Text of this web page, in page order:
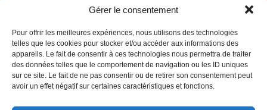
Gérer le consentement
Pour offrir les meilleures expériences, nous utilisons des technologies
telles que les cookies pour stocker et/ou accéder aux informations des
appareils. Le fait de consentir à ces technologies nous permettra de traiter
des données telles que le comportement de navigation ou les ID uniques
sur ce site. Le fait de ne pas consentir ou de retirer son consentement peut
avoir un effet négatif sur certaines caractéristiques et fonctions.